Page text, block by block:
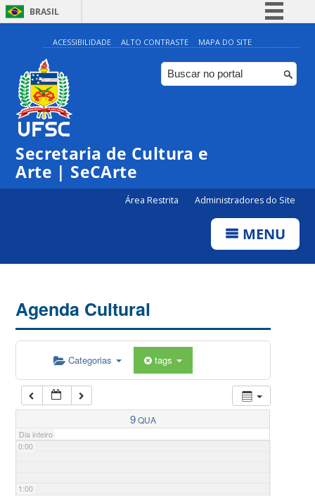
BRASIL
Simplifique!
Comunica BR
Participe
ACESSIBILIDADE ALTO CONTRASTE MAPA DO SITE
Secretaria de Cultura e
Arte | SeCArte
Área Restrita Administradores do Site
MENU
Agenda Cultural
Categorias tags
9QUA
Dia inteiro
0:00
1:00